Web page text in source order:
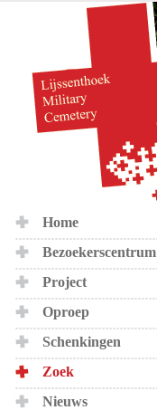
Home
Bezoekerscentrum
Project
Oproep
Schenkingen
Zoek
Nieuws